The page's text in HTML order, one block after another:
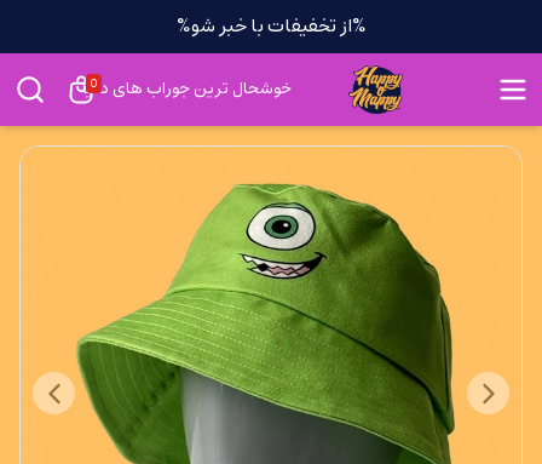
%از تخفیفات با خبر شو%
خوشحال ترین جوراب های دنیا
0